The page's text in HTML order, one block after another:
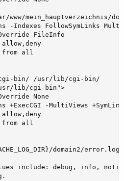
www/mein_hauptverzeichnis/
-Indexes FollowSymLinks
FileInfo
allow,deny
all
bin/ /usr/lib/cgi-bin/
lib/cgi-bin">
None
+ExecCGI -MultiViews
allow,deny
all
domain2/error.log
include: debug, info,